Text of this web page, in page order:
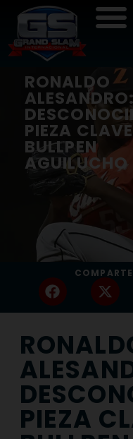
RONALDO
PIEZA
BULLPEN
AGUILUCHO
PIEZA